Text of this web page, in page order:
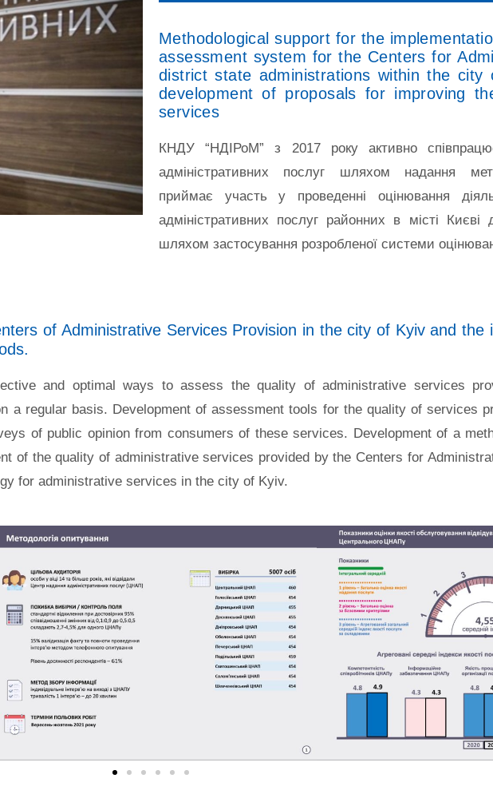
Methodological support for the
assessment system for the Centers for
district state administrations within the city
development of proposals for improving
services
КНДУ “НДІРоМ” з 2017 року активно
адміністративних послуг шляхом надання
приймає участь у проведенні оцінювання
адміністративних послуг районних в місті Києві
шляхом застосування розробленої системи
of Administrative Services Provision in the city of Kyiv and the
and optimal ways to assess the quality of administrative services
regular basis. Development of assessment tools for the quality of services
of public opinion from consumers of these services. Development of a
of the quality of administrative services provided by the Centers for
for administrative services in the city of Kyiv.